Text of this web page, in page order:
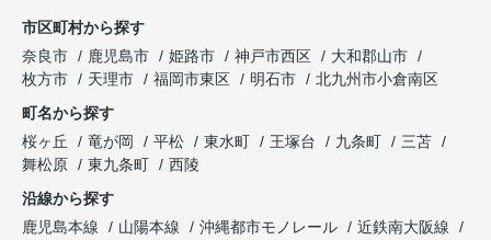
市区町村から探す
奈良市
鹿児島市 姫路市 神戸市西区
大和郡山市
枚方市
天理市 福岡市東区 明石市
北九州市小倉南区
町名から探す
桜ヶ丘
竜が岡 平松 東水町 王塚台 九条町
三苫
舞松原
東九条町
西陵
沿線から探す
鹿児島本線
山陽本線 沖縄都市モノレール
近鉄南大阪線